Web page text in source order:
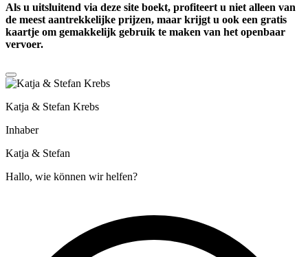
Als u uitsluitend via deze site boekt, profiteert u niet alleen van
de meest aantrekkelijke prijzen, maar krijgt u ook een gratis
kaartje om gemakkelijk gebruik te maken van het openbaar
vervoer.
Katja & Stefan Krebs
Inhaber
Katja & Stefan
Hallo, wie können wir helfen?